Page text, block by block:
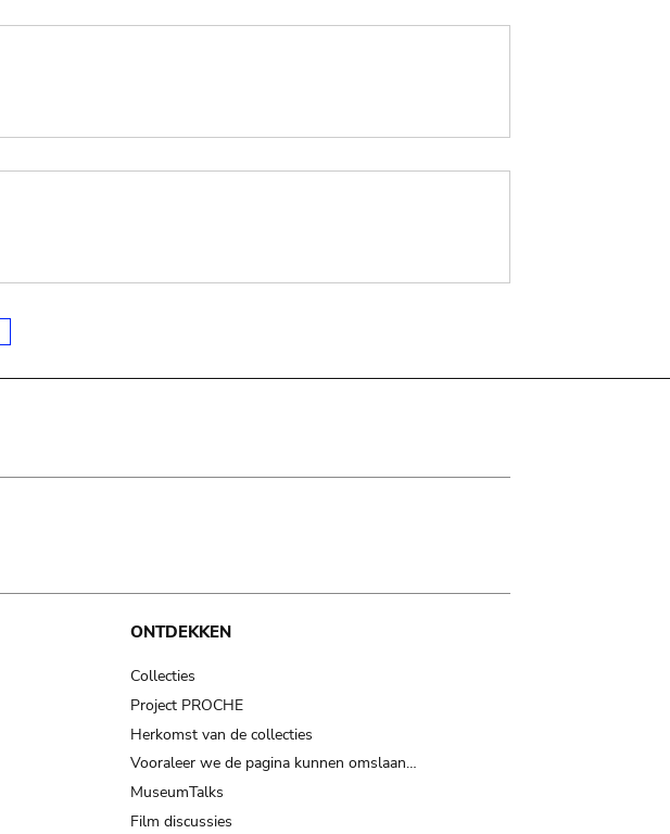
ONTDEKKEN
Collecties
Project PROCHE
Herkomst van de collecties
Vooraleer we de pagina kunnen omslaan…
MuseumTalks
Film discussies